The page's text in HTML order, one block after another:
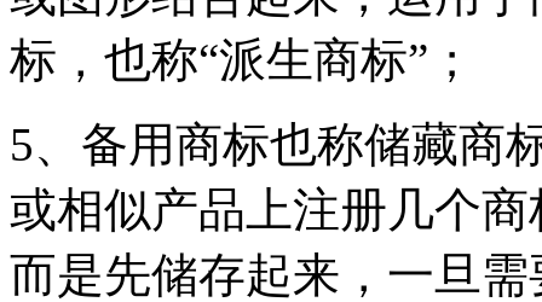
标，也称“派生商标”；
5、备用商标也称储藏商
或相似产品上注册几个
而是先储存起来，一旦